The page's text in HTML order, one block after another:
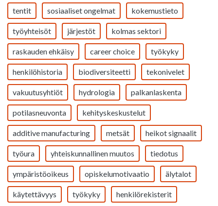
tentit sosiaaliset ongelmat kokemustieto
työyhteisöt järjestöt kolmas sektori
raskauden ehkäisy career choice työkyky
henkilöhistoria biodiversiteetti tekonivelet
vakuutusyhtiöt hydrologia palkanlaskenta
potilasneuvonta kehityskeskustelut
additive manufacturing metsät heikot signaalit
työura yhteiskunnallinen muutos tiedotus
ympäristöoikeus opiskelumotivaatio älytalot
käytettävyys työkyky henkilörekisterit